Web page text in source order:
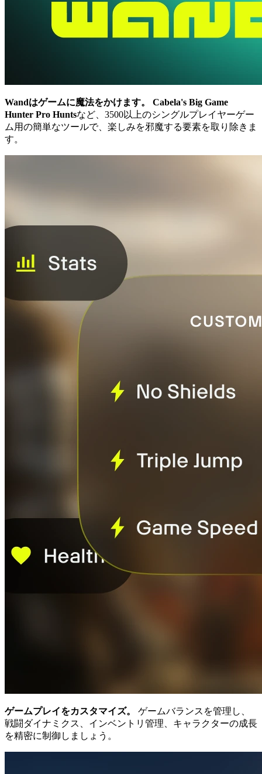
Wandはゲームに魔法をかけます。
Cabela's Big Game
Hunter Pro Huntsなど、3500以上のシングルプレイヤーゲー
ム用の簡単なツールで、楽しみを邪魔する要素を取り除きま
す。
ゲームプレイをカスタマイズ。
ゲームバランスを管理し、
戦闘ダイナミクス、インベントリ管理、キャラクターの成長
を精密に制御しましょう。